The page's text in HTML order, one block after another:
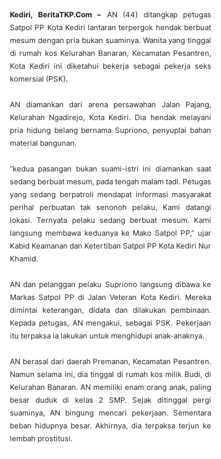
Kediri, BeritaTKP.Com – AN (44) ditangkap petugas
Satpol PP Kota Kediri lantaran terpergok hendak berbuat
mesum dengan pria bukan suaminya. Wanita yang tinggal
di rumah kos Kelurahan Banaran, Kecamatan Pesantren,
Kota Kediri ini diketahui bekerja sebagai pekerja seks
komersial (PSK).
AN diamankan dari arena persawahan Jalan Pajang,
Kelurahan Ngadirejo, Kota Kediri. Dia hendak melayani
pria hidung belang bernama Supriono, penyuplai bahan
material bangunan.
“kedua pasangan bukan suami-istri ini diamankan saat
sedang berbuat mesum, pada tengah malam tadi. Petugas
yang sedang berpatroli mendapat informasi masyarakat
perihal perbuatan tak senonoh pelaku, Kami datangi
lokasi. Ternyata pelaku sedang berbuat mesum. Kami
langsung membawa keduanya ke Mako Satpol PP,” ujar
Kabid Keamanan dan Ketertiban Satpol PP Kota Kediri Nur
Khamid.
AN dan pelanggan pelaku Supriono langsung dibawa ke
Markas Satpol PP di Jalan Veteran Kota Kediri. Mereka
dimintai keterangan, didata dan dilakukan pembinaan.
Kepada petugas, AN mengakui, sebagai PSK. Pekerjaan
itu terpaksa ia lakukan untuk menghidupi anak-anaknya.
AN berasal dari daerah Premanan, Kecamatan Pesantren.
Namun selama ini, dia tinggal di rumah kos milik Budi, di
Kelurahan Banaran. AN memiliki enam orang anak, paling
besar duduk di kelas 2 SMP. Sejak ditinggal pergi
suaminya, AN bingung mencari pekerjaan. Sementara
beban hidupnya besar. Akhirnya, dia terpaksa terjun ke
lembah prostitusi.